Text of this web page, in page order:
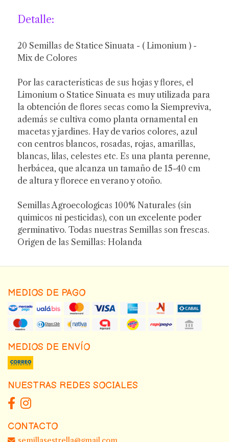
Detalle:
20 Semillas de Statice Sinuata - ( Limonium ) -
Mix de Colores
Por las características de sus hojas y flores, el
Limonium o Statice Sinuata es muy utilizada para
la obtención de flores secas como la Siempreviva,
además se cultiva como planta ornamental en
macetas y jardines. Hay de varios colores, azul
con centros blancos, rosadas, rojas, amarillas,
blancas, lilas, celestes etc. Es una planta perenne,
herbácea, que alcanza un tamaño de 15-40 cm
de altura y florece en verano y otoño.
Semillas Agroecologicas 100% Naturales (sin
quimicos ni pesticidas), con un excelente poder
germinativo. Todas nuestras Semillas son frescas.
Origen de las Semillas: Holanda
MEDIOS DE PAGO
MEDIOS DE ENVÍO
NUESTRAS REDES SOCIALES
CONTACTO